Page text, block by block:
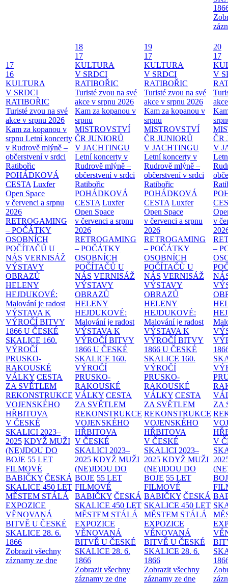
17
16
KULTURA
V SRDCI
RATIBOŘIC
Turisté zvou na své
akce v srpnu 2026
Kam za kopanou v
srpnu Letní koncerty
v Rudrově mlýně –
občerstvení v srdci
Ratibořic
POHÁDKOVÁ
CESTA Luxfer
Open Space
v červenci a srpnu
2026
RETROGAMING
– POČÁTKY
OSOBNÍCH
POČÍTAČŮ U
NÁS VERNISÁŽ
VÝSTAVY
OBRAZŮ
HELENY
HEJDUKOVÉ:
Malování je radost
VÝSTAVA K
VÝROČÍ BITVY
1866 U ČESKÉ
SKALICE 160.
VÝROČÍ
PRUSKO-
RAKOUSKÉ
VÁLKY CESTA
ZA SVĚTLEM
REKONSTRUKCE
VOJENSKÉHO
HŘBITOVA
V ČESKÉ
SKALICI 2023–
2025 KDYŽ MUŽI
(NE)JDOU DO
BOJE 55 LET
FILMOVÉ
BABIČKY ČESKÁ
SKALICE 450 LET
MĚSTEM STÁLÁ
EXPOZICE
VĚNOVANÁ
BITVĚ U ČESKÉ
SKALICE 28. 6.
1866
Zobrazit všechny
záznamy ze dne
18
17
KULTURA
V SRDCI
RATIBOŘIC
Turisté zvou na své
akce v srpnu 2026
Kam za kopanou v
srpnu
MISTROVSTVÍ
ČR JUNIORŮ
V JACHTINGU
Letní koncerty v
Rudrově mlýně –
občerstvení v srdci
Ratibořic
POHÁDKOVÁ
CESTA Luxfer
Open Space
v červenci a srpnu
2026
RETROGAMING
– POČÁTKY
OSOBNÍCH
POČÍTAČŮ U
NÁS VERNISÁŽ
VÝSTAVY
OBRAZŮ
HELENY
HEJDUKOVÉ:
Malování je radost
VÝSTAVA K
VÝROČÍ BITVY
1866 U ČESKÉ
SKALICE 160.
VÝROČÍ
PRUSKO-
RAKOUSKÉ
VÁLKY CESTA
ZA SVĚTLEM
REKONSTRUKCE
VOJENSKÉHO
HŘBITOVA
V ČESKÉ
SKALICI 2023–
2025 KDYŽ MUŽI
(NE)JDOU DO
BOJE 55 LET
FILMOVÉ
BABIČKY ČESKÁ
SKALICE 450 LET
MĚSTEM STÁLÁ
EXPOZICE
VĚNOVANÁ
BITVĚ U ČESKÉ
SKALICE 28. 6.
1866
Zobrazit všechny
záznamy ze dne
19
17
KULTURA
V SRDCI
RATIBOŘIC
Turisté zvou na své
akce v srpnu 2026
Kam za kopanou v
srpnu
MISTROVSTVÍ
ČR JUNIORŮ
V JACHTINGU
Letní koncerty v
Rudrově mlýně –
občerstvení v srdci
Ratibořic
POHÁDKOVÁ
CESTA Luxfer
Open Space
v červenci a srpnu
2026
RETROGAMING
– POČÁTKY
OSOBNÍCH
POČÍTAČŮ U
NÁS VERNISÁŽ
VÝSTAVY
OBRAZŮ
HELENY
HEJDUKOVÉ:
Malování je radost
VÝSTAVA K
VÝROČÍ BITVY
1866 U ČESKÉ
SKALICE 160.
VÝROČÍ
PRUSKO-
RAKOUSKÉ
VÁLKY CESTA
ZA SVĚTLEM
REKONSTRUKCE
VOJENSKÉHO
HŘBITOVA
V ČESKÉ
SKALICI 2023–
2025 KDYŽ MUŽI
(NE)JDOU DO
BOJE 55 LET
FILMOVÉ
BABIČKY ČESKÁ
SKALICE 450 LET
MĚSTEM STÁLÁ
EXPOZICE
VĚNOVANÁ
BITVĚ U ČESKÉ
SKALICE 28. 6.
1866
Zobrazit všechny
záznamy ze dne
20
17
V
ČR
V
v
–
ZA
V